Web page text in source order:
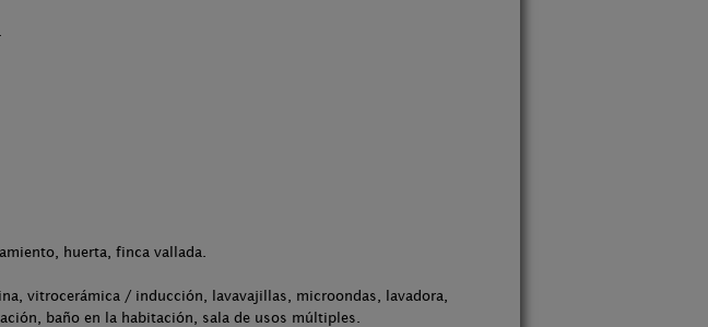
huerta, finca vallada.
vitrocerámica / inducción, lavavajillas, microondas, lavadora,
baño en la habitación, sala de usos múltiples.